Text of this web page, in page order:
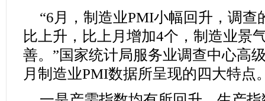
“6月，制造业PMI小幅回升，调查
比上升，比上月增加4个，制造业景
善。”国家统计局服务业调查中心高
月制造业PMI数据所呈现的四大特点